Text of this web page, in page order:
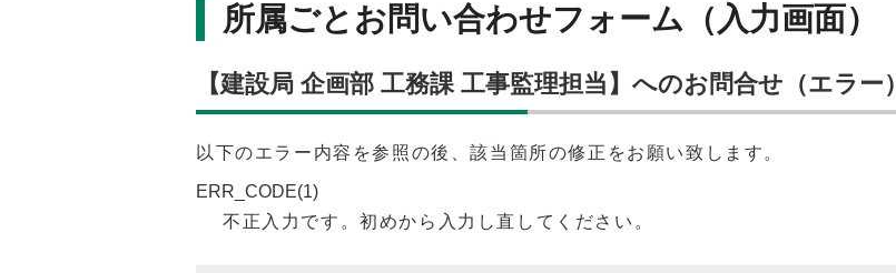
所属ごとお問い合わせフォーム（入力画面）
【建設局 企画部 工務課 工事監理担当】へのお問合せ（エラー）
以下のエラー内容を参照の後、該当箇所の修正をお願い致します。
ERR_CODE(1)
不正入力です。初めから入力し直してください。